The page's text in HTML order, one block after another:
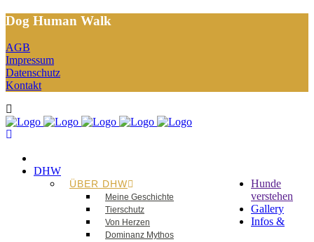
Dog Human Walk
AGB
Impressum
Datenschutz
Kontakt
DHW
ÜBER DHW
Meine Geschichte
Tierschutz
Von Herzen
Dominanz Mythos
Hunde
verstehen
Gallery
Infos &